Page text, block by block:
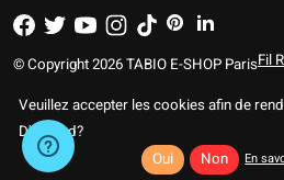
© Copyright 2026 TABIO E-SHOP ParisFil
Veuillez accepter les cookies afin de
D'accord?
Oui
Non En